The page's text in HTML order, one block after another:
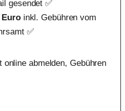
gesendet ✅
Euroinkl. Gebühren vom
✅
online abmelden, Gebühren